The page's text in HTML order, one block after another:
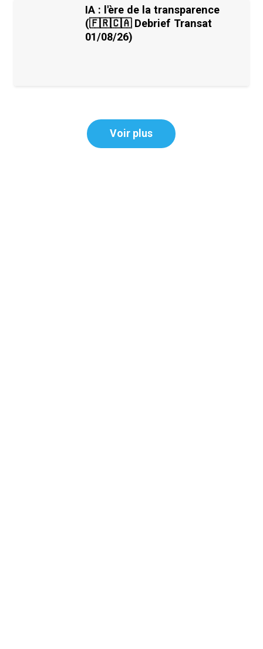
IA : l'ère de la transparence
(🇫🇷🇨🇦 Debrief Transat
01/08/26)
Voir plus